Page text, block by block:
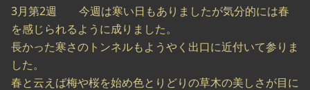
3月第2週 今週は寒い日もありましたが気分的には春
を感じられるように成りました。
長かった寒さのトンネルもようやく出口に近付いて参りま
した。
春と云えば梅や桜を始め色とりどりの草木の美しさが目に